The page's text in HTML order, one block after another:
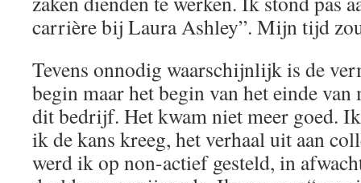
carrière bij Laura Ashley”. Mijn tijd
Tevens onnodig waarschijnlijk is de
begin maar het begin van het einde
dit bedrijf. Het kwam niet meer goed.
ik de kans kreeg, het verhaal uit aan
werd ik op non-actief gesteld, in